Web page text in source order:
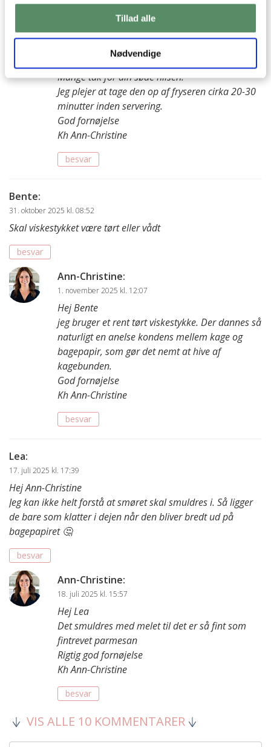
Tillad alle
Nødvendige
besvar
Ann-Christine:
Mange tak for din søde hilsen!
Jeg plejer at tage den op af fryseren cirka 20-30
minutter inden servering.
God fornøjelse
Kh Ann-Christine
besvar
Bente:
31. oktober 2025 kl. 08:52
Skal viskestykket være tørt eller vådt
besvar
Ann-Christine:
1. november 2025 kl. 12:07
Hej Bente
jeg bruger et rent tørt viskestykke. Der dannes så
naturligt en anelse kondens mellem kage og
bagepapir, som gør det nemt at hive af
kagebunden.
God fornøjelse
Kh Ann-Christine
besvar
Lea:
17. juli 2025 kl. 17:39
Hej Ann-Christine
Jeg kan ikke helt forstå at smøret skal smuldres i. Så ligger
de bare som klatter i dejen når den bliver bredt ud på
bagepapiret 🤔
besvar
Ann-Christine:
18. juli 2025 kl. 15:57
Hej Lea
Det smuldres med melet til det er så fint som
fintrevet parmesan
Rigtig god fornøjelse
Kh Ann-Christine
besvar
VIS ALLE 10 KOMMENTARER